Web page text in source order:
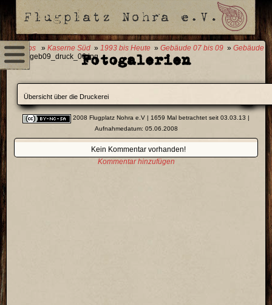
0 Fotos » Kaserne Süd » 1993 bis Heute » Gebäude 07 bis 09 » Gebäude
09» geb09_druck_06.jpgFotogalerien
Übersicht über die Druckerei
2008 Flugplatz Nohra e.V | 1659 Mal betrachtet seit 03.03.13 |
Aufnahmedatum: 05.06.2008
Kein Kommentar vorhanden!
Kommentar hinzufügen